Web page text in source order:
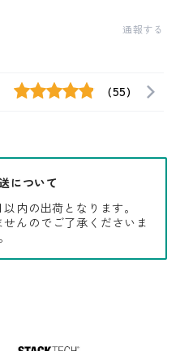
通報する
(55)
について
内の出荷となります。
んのでご了承くださいま